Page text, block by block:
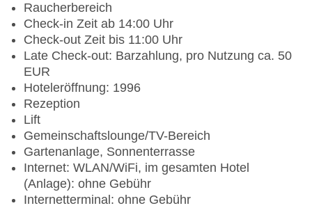
Raucherbereich
Check-in Zeit ab 14:00 Uhr
Check-out Zeit bis 11:00 Uhr
Late Check-out: Barzahlung, pro Nutzung ca. 50
EUR
Hoteleröffnung: 1996
Rezeption
Lift
Gemeinschaftslounge/TV-Bereich
Gartenanlage, Sonnenterrasse
Internet: WLAN/WiFi, im gesamten Hotel
(Anlage): ohne Gebühr
Internetterminal: ohne Gebühr